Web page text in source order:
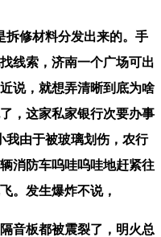
修材料分发出来的。手
线索，济南一个广场可出
说，就想弄清晰到底为啥
，这家私家银行次要办事
我由于被玻璃划伤，农行
消防车呜哇呜哇地赶紧往
。发生爆炸不说，
板都被震裂了，明火总